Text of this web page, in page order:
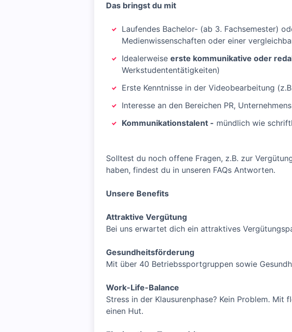
Das bringst du mit
Laufendes Bachelor- (ab 3. Fachsemester)
Medienwissenschaften oder einer
Idealerweise erste kommunikative oder
Werkstudententätigkeiten)
Erste Kenntnisse in der Videobearbeitung
Interesse an den Bereichen PR,
Kommunikationstalent - mündlich wie
Solltest du noch offene Fragen, z.B. zur
haben, findest du in unseren FAQs Antworten.
Unsere Benefits
Attraktive Vergütung
Bei uns erwartet dich ein attraktives
Gesundheitsförderung
Mit über 40 Betriebssportgruppen sowie
Work-Life-Balance
Stress in der Klausurenphase? Kein Problem.
einen Hut.